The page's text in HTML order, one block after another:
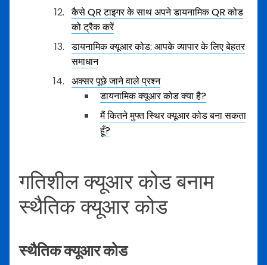
कैसे QR टाइगर के साथ अपने डायनामिक QR कोड
को ट्रैक करें
डायनामिक क्यूआर कोड: आपके व्यापार के लिए बेहतर
समाधान
अक्सर पूछे जाने वाले प्रश्न
डायनामिक क्यूआर कोड क्या है?
मैं कितने मुफ्त स्थिर क्यूआर कोड बना सकता
हूँ?
गतिशील क्यूआर कोड बनाम
स्थैतिक क्यूआर कोड
स्थैतिक क्यूआर कोड